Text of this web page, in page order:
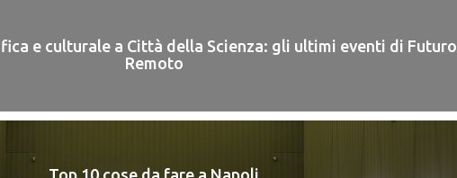
e culturale a Città della Scienza: gli ultimi eventi di Futuro
Remoto
Top 10 cose da fare a Napoli